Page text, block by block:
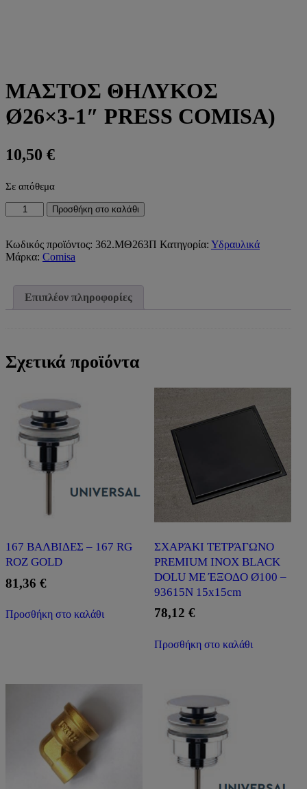
ΜΑΣΤΟΣ ΘΗΛΥΚΟΣ
Ø26×3-1″ PRESS COMISA)
10,50 €
Σε απόθεμα
ΜΑΣΤΟΣ
ΘΗΛΥΚΟΣ
1"
PRESS
Προσθήκη στο καλάθι
Κωδικός προϊόντος: 362.ΜΘ263Π Κατηγορία: Υδραυλικά
Μάρκα: Comisa
Επιπλέον πληροφορίες
Σχετικά προϊόντα
167 ΒΑΛΒΙΔΕΣ – 167 RG
ROZ GOLD
81,36 €
Προσθήκη στο καλάθι
ΣΧΑΡΆΚΙ ΤΕΤΡΆΓΩΝΟ
PREMIUM INOX BLACK
DOLU ΜΕ ΈΞΟΔΟ Ø100 –
93615Ν 15x15cm
78,12 €
Προσθήκη στο καλάθι